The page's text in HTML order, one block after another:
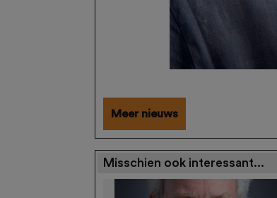
Meer nieuws
Misschien ook interessant...